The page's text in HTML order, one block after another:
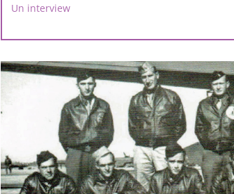
Un interview